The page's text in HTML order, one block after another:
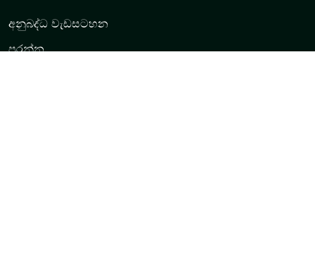
අනුබද්ධ වැඩසටහන
පුරන්න